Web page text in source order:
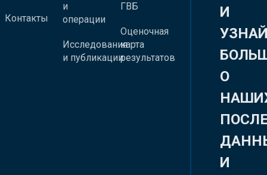
Контакты
и
операции
Исследования
и публикации
ГВБ
Оценочная
карта
результатов
И
О
И